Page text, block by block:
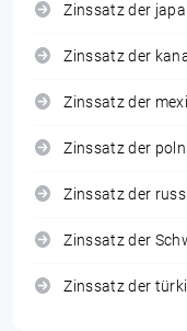
Zinssatz der
Zinssatz der
Zinssatz der
Zinssatz der
Zinssatz der
Zinssatz der
Zinssatz der